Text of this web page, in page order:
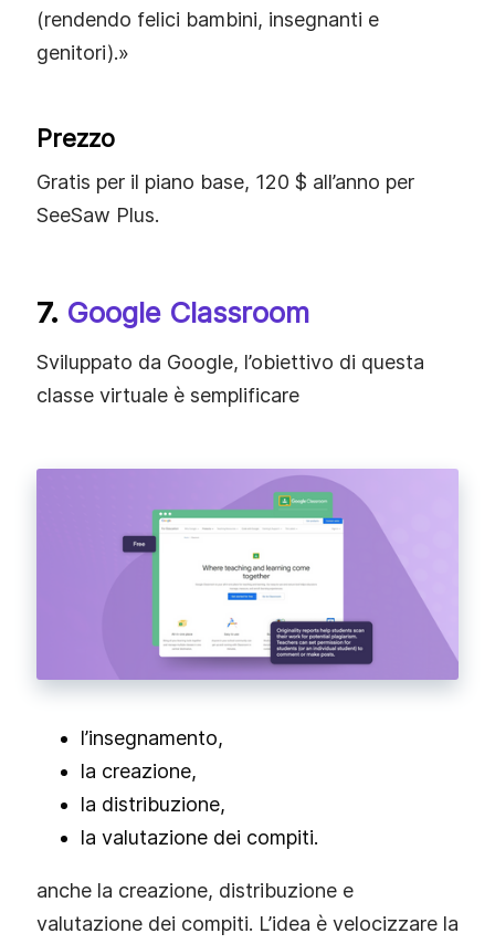
(rendendo felici bambini, insegnanti e
genitori).»
Prezzo
Gratis per il piano base, 120 $ all’anno per
SeeSaw Plus.
7. Google Classroom
Sviluppato da Google, l’obiettivo di questa
classe virtuale è semplificare
l’insegnamento,
la creazione,
la distribuzione,
la valutazione dei compiti.
anche la creazione, distribuzione e
valutazione dei compiti. L’idea è velocizzare la